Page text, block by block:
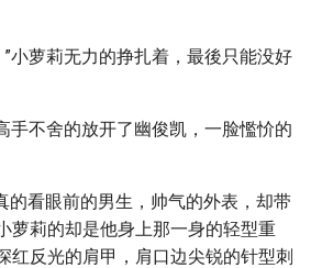
小萝莉无力的挣扎着，最後只能没好
手不舍的放开了幽俊凯，一脸懢忦的
的看眼前的男生，帅气的外表，却带
萝莉的却是他身上那一身的轻型重
红反光的肩甲，肩口边尖锐的针型刺